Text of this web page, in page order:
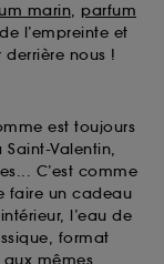
marin, parfum
l’empreinte et
derrière nous !
est toujours
Valentin,
C’est comme
faire un cadeau
l’eau de
format
mêmes